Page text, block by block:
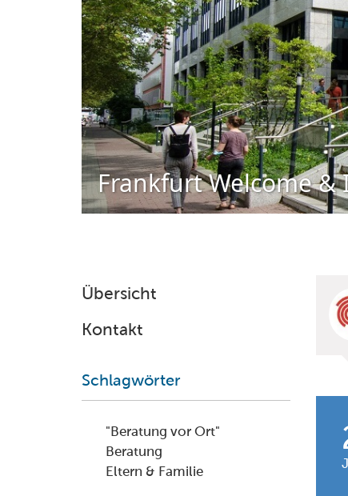
Frankfurt Welcome
Übersicht
Kontakt
Schlagwörter
"Beratung vor Ort"
Beratung
Eltern & Familie